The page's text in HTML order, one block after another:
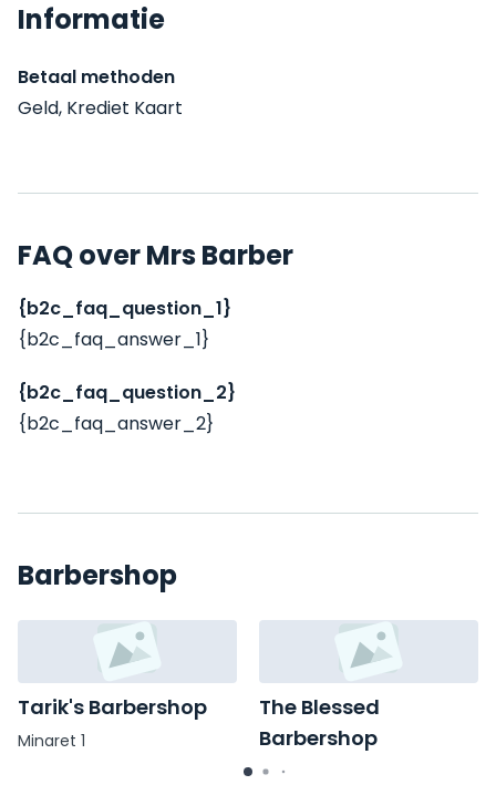
Informatie
Betaal methoden
Geld, Krediet Kaart
FAQ over Mrs Barber
{b2c_faq_question_1}
{b2c_faq_answer_1}
{b2c_faq_question_2}
{b2c_faq_answer_2}
Barbershop
Tarik's Barbershop
Minaret 1
The Blessed
Barbershop
Graftermeerstraat 29 E